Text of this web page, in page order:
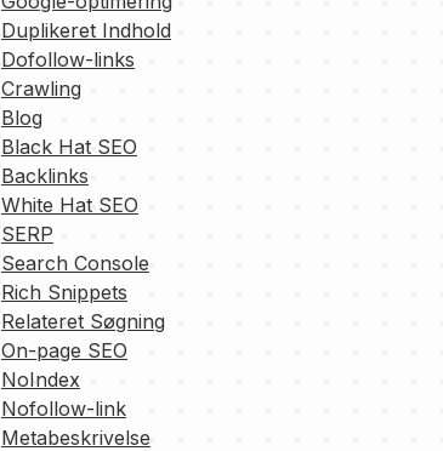
Duplikeret Indhold
Dofollow-links
Crawling
Blog
Black Hat SEO
Backlinks
White Hat SEO
SERP
Search Console
Rich Snippets
Relateret Søgning
On-page SEO
NoIndex
Nofollow-link
Metabeskrivelse